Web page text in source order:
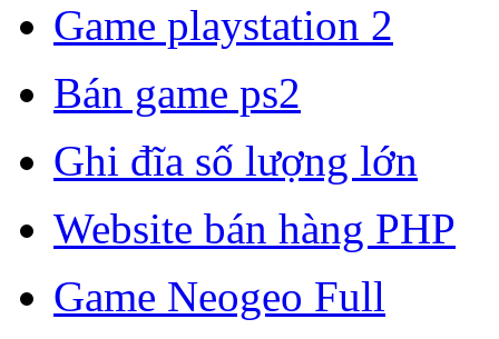
Game playstation 2
Bán game ps2
Ghi đĩa số lượng lớn
Website bán hàng PHP
Game Neogeo Full